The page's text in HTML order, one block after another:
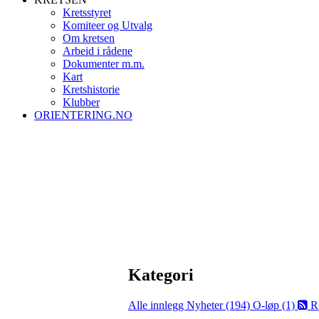
Kretsstyret
Komiteer og Utvalg
Om kretsen
Arbeid i rådene
Dokumenter m.m.
Kart
Kretshistorie
Klubber
ORIENTERING.NO
Kategori
Alle innlegg Nyheter (194) O-løp (1)